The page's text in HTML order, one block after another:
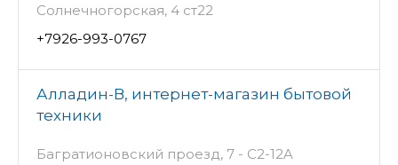
Солнечногорская, 4 ст22
+7926-993-0767
Алладин-В, интернет-магазин бытовой
техники
Багратионовский проезд, 7 - С2-12A